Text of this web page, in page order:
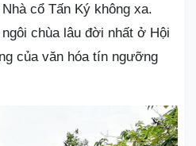
cổ Tấn Ký không xa.
chùa lâu đời nhất ở Hội
của văn hóa tín ngưỡng